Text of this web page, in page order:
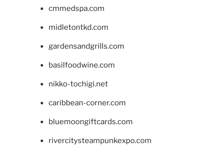
cmmedspa.com
midletontkd.com
gardensandgrills.com
basilfoodwine.com
nikko-tochigi.net
caribbean-corner.com
bluemoongiftcards.com
rivercitysteampunkexpo.com